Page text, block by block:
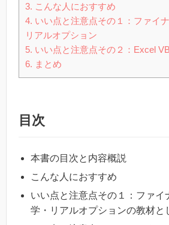
3. こんな人におすすめ
4. いい点と注意点その１：ファイ
リアルオプション
5. いい点と注意点その２：Excel
6. まとめ
目次
本書の目次と内容概説
こんな人におすすめ
いい点と注意点その１：ファイ
学・リアルオプションの教材と